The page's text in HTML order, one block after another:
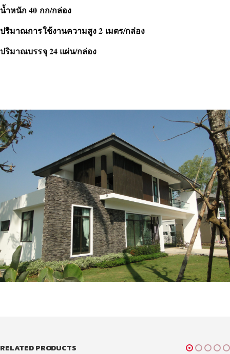
น้ำหนัก 40 กก/กล่อง
ปริมาณการใช้งานความสูง 2 เมตร/กล่อง
ปริมาณบรรจุ 24 แผ่น/กล่อง
RELATED PRODUCTS